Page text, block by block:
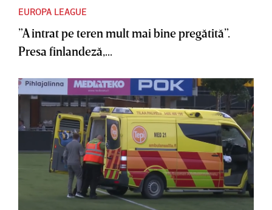
EUROPA LEAGUE
”A intrat pe teren mult mai bine pregătită”.
Presa finlandeză,...